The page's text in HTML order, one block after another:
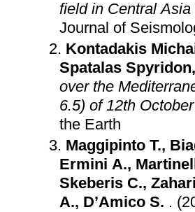
field in Central
Journal of
Kontadakis
Spatalas Spyridon
over the
6.5) of 12th
the Earth
Maggipinto T.,
Ermini A.,
Skeberis C.,
A., D’Amico S. .